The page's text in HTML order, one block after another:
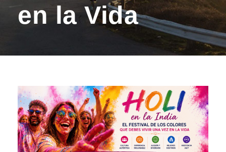
en la Vida